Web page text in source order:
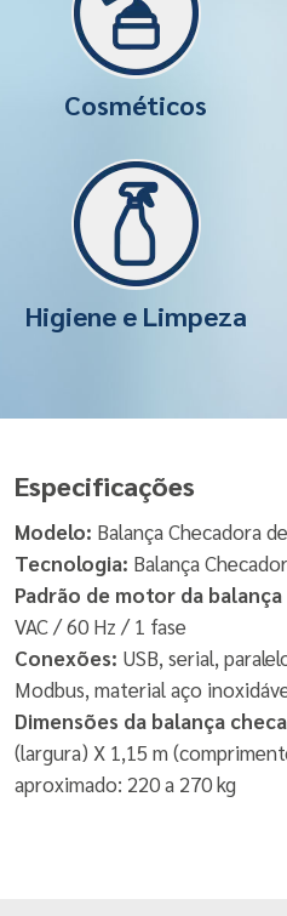
Cosméticos
Higiene e Limpeza
Especificações
Modelo: Balança Checadora
Tecnologia: Balança
Padrão de motor da
VAC / 60 Hz / 1 fase
Conexões: USB, serial,
Modbus, material aço
Dimensões da balança
(largura) X 1,15 m
aproximado: 220 a 270 kg